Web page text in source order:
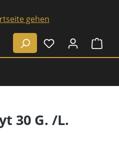
30 G. /L.